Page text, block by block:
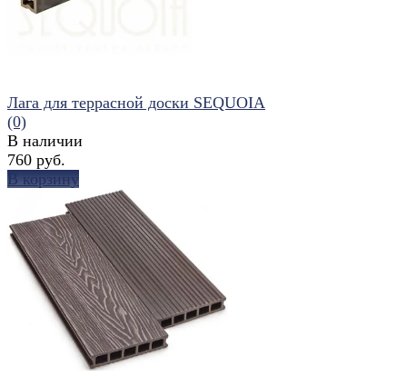
избранное сравнить
Лага для террасной доски SEQUOIA
(0)
В наличии
760 руб.
В корзину